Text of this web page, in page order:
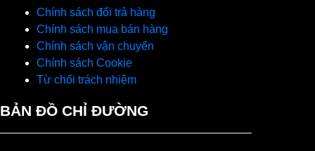
Chính sách đổi trả hàng
Chính sách mua bán hàng
Chính sách vận chuyển
Chính sách Cookie
Từ chối trách nhiệm
BẢN ĐỒ CHỈ ĐƯỜNG